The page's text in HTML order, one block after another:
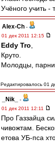
Учёного учить -
Alex-Ch -
01 дек 2011 12:15
Eddy Tro
Круто.
Молодцы, парни.
Редактировалось 01
_Nik_
-
01 дек 2011 12:11
Про Газзайца
чивожтам.
етова УБ-пса